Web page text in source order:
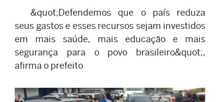
&quot;Defendemos que o país reduza
seus gastos e esses recursos sejam investidos
em mais saúde, mais educação e mais
segurança para o povo brasileiro&quot;,
afirma o prefeito